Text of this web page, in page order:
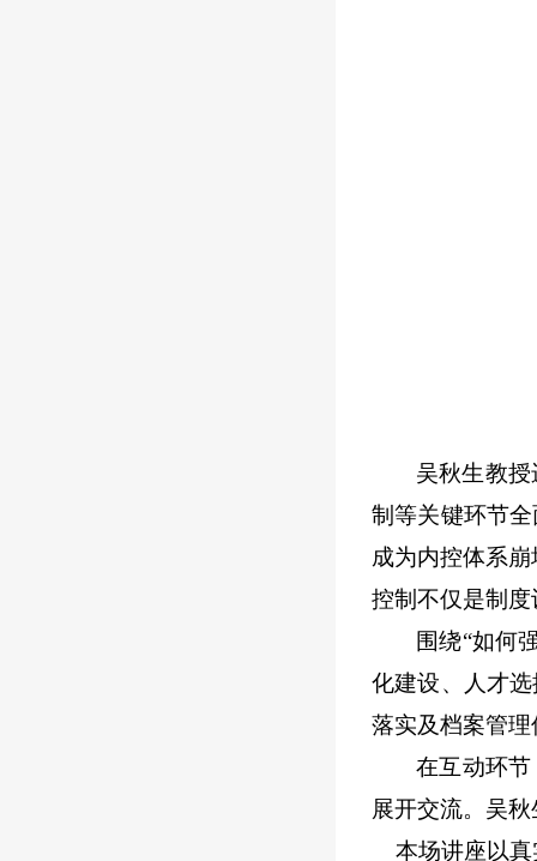
吴秋生教
制等关键环节
成为内控体系
控制不仅是制
围绕“如何
化建设、人才
落实及档案管
在互动环
展开交流。吴
本场讲座以真